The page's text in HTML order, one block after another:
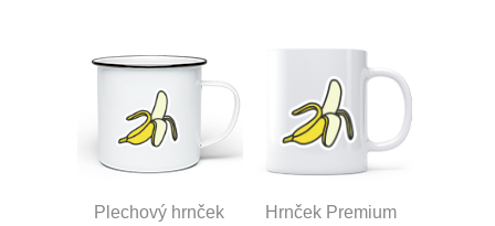
Plechový hrnček Hrnček Premium